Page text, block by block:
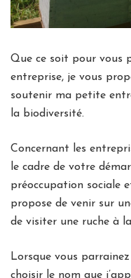
Que ce soit pour vous
entreprise, je vous
soutenir ma petite
la biodiversité.
Concernant les
le cadre de votre
préoccupation sociale
propose de venir sur
de visiter une ruche à
Lorsque vous
choisir le nom que